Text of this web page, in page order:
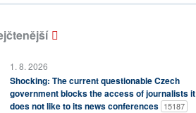
1. 8. 2026
Shocking: The current questionable Czech
government blocks the access of journalists it
does not like to its news conferences 15187